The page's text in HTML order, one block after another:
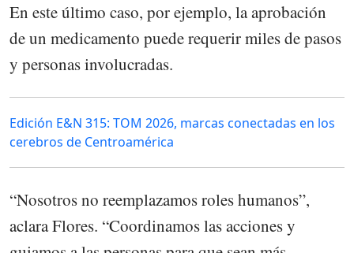
En este último caso, por ejemplo, la aprobación
de un medicamento puede requerir miles de pasos
y personas involucradas.
Edición E&N 315: TOM 2026, marcas conectadas en los
cerebros de Centroamérica
“Nosotros no reemplazamos roles humanos”,
aclara Flores. “Coordinamos las acciones y